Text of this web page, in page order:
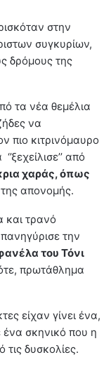
στην
συγκυρίων,
δρόμους της
τα νέα θεμέλια
να
πιο κιτρινόμαυρο
από
χαράς, όπως
απονομής.
και τρανό
την
του Τόνι
πρωτάθλημα
είχαν γίνει ένα,
σκηνικό που η
δυσκολίες.